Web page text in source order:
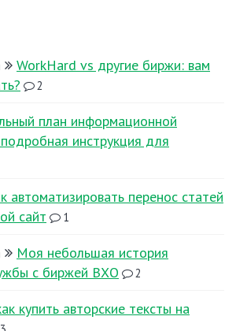
WorkHard vs другие биржи: вам
2
план информационной
инструкция для
автоматизировать перенос статей
сайт
1
Моя небольшая история
с биржей ВХО
2
купить авторские тексты на